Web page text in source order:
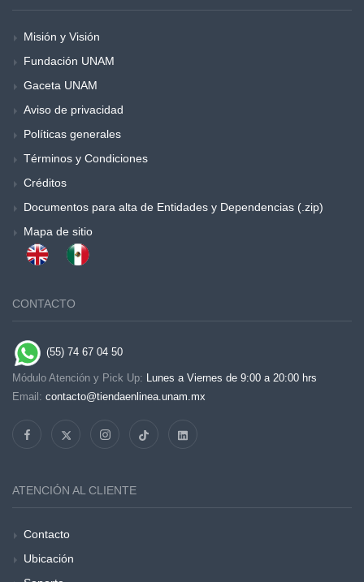
Misión y Visión
Fundación UNAM
Gaceta UNAM
Aviso de privacidad
Políticas generales
Términos y Condiciones
Créditos
Documentos para alta de Entidades y Dependencias (.zip)
Mapa de sitio
CONTACTO
(55) 74 67 04 50
Módulo Atención y Pick Up: Lunes a Viernes de 9:00 a 20:00 hrs
Email: contacto@tiendaenlinea.unam.mx
ATENCIÓN AL CLIENTE
Contacto
Ubicación